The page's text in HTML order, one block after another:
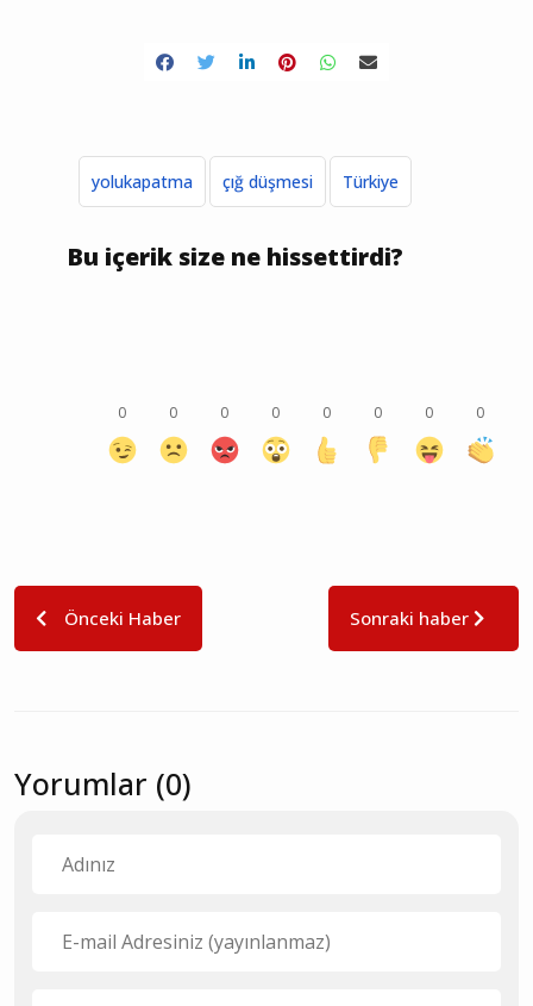
yolukapatma çığ düşmesi Türkiye
Bu içerik size ne hissettirdi?
0 0 0 0 0 0 0 0
Önceki Haber Sonraki haber
Yorumlar (0)